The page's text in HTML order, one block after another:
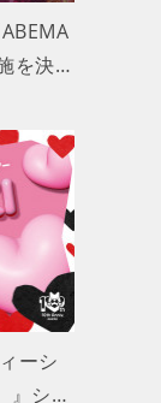
を決…
ーシ
』シ…